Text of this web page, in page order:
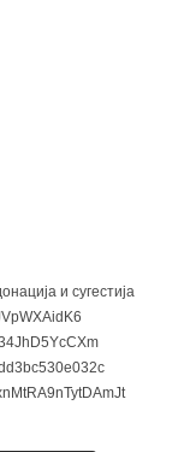
и сугестија